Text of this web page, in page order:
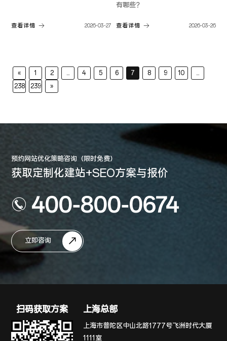
查看详情 2026-03-27
有哪些？
查看详情 2026-03-26
« 1 2 ... 4 5 6 7 8 9 10
...
238
239 »
预约网站优化策略咨询（限时免费）
获取定制化建站+SEO方案与报价
400-800-0674
立即咨询
扫码获取方案 上海总部
上海市普陀区中山北路1777号飞洲时代大厦
1111室